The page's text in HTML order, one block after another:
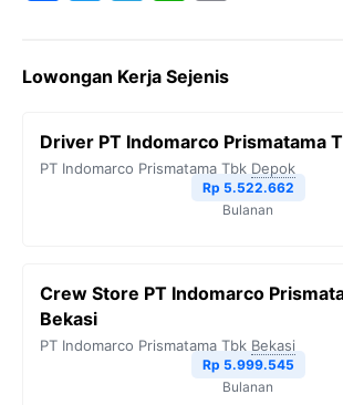
e
o
t
e
e
r
t
A
y
i
n
k
Lowongan Kerja Sejenis
Driver PT Indomarco Prismatama
PT Indomarco Prismatama Tbk Depok
Rp 5.522.662
Bulanan
Crew Store PT Indomarco
Bekasi
PT Indomarco Prismatama Tbk Bekasi
Rp 5.999.545
Bulanan